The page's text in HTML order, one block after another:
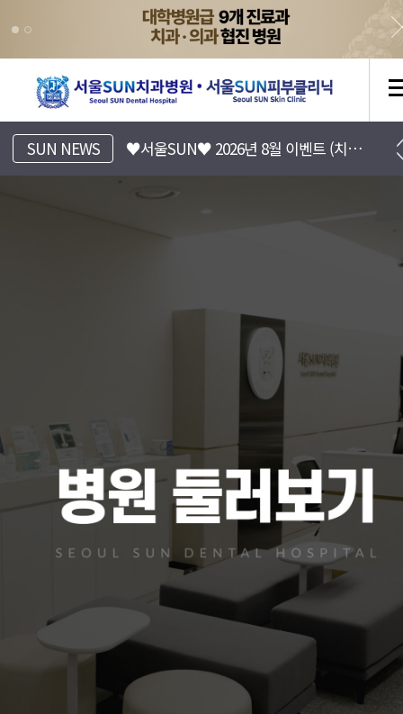
SUN NEWS
[서울SUN치과병원] 진료시간표 안내
♥서울SUN♥ 2026년 8월 이벤트 (치과/피부과)